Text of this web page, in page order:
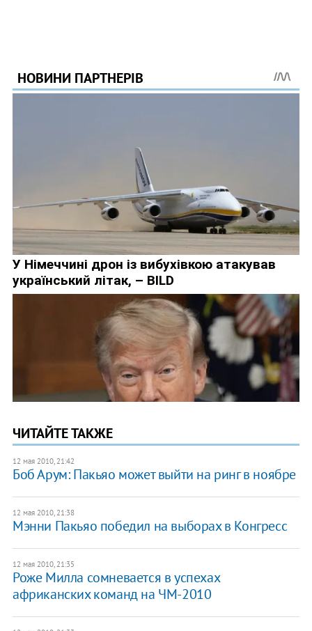
ЧИТАЙТЕ ТАКЖЕ
12 мая 2010, 21:42
Боб Арум: Пакьяо может выйти на ринг в ноябре
12 мая 2010, 21:38
Мэнни Пакьяо победил на выборах в Конгресс
12 мая 2010, 21:35
Роже Милла сомневается в успехах
африканских команд на ЧМ-2010